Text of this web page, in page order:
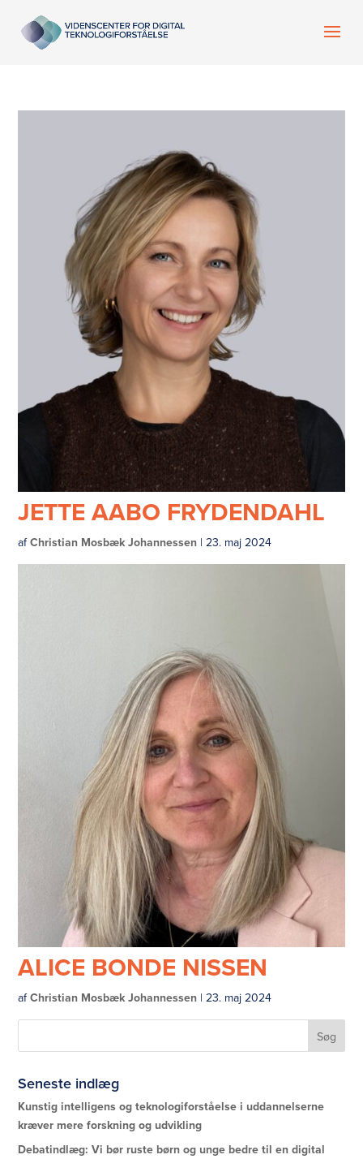
JETTE AABO FRYDENDAHL
afChristian Mosbæk Johannessen |23. maj 2024
ALICE BONDE NISSEN
afChristian Mosbæk Johannessen |23. maj 2024
Seneste indlæg
Kunstig intelligens og teknologiforståelse i uddannelserne
kræver mere forskning og udvikling
Debatindlæg: Vi bør ruste børn og unge bedre til en digital